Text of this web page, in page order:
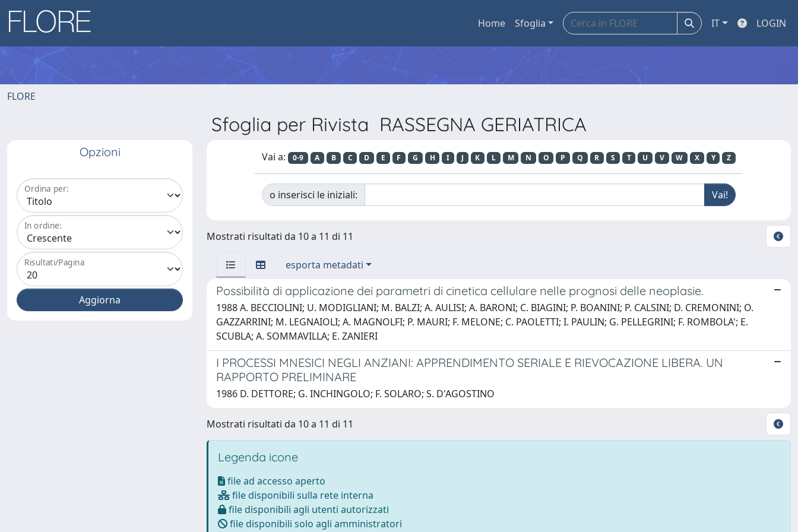
Home Sfoglia IT LOGIN
FLORE
Sfoglia per Rivista RASSEGNA GERIATRICA
Opzioni
Ordina per:
In ordine:
Risultati/Pagina
Vai a: 0-9 A B C D E F G H I J K L M N O P Q R S T U V W X Y Z
o inserisci le iniziali:
Mostrati risultati da 10 a 11 di 11
esporta metadati
Possibilità di applicazione dei parametri di cinetica cellulare nelle prognosi delle neoplasie.
1988 A. BECCIOLINI; U. MODIGLIANI; M. BALZI; A. AULISI; A. BARONI; C. BIAGINI; P. BOANINI; P. CALSINI; D. CREMONINI; O.
GAZZARRINI; M. LEGNAIOLI; A. MAGNOLFI; P. MAURI; F. MELONE; C. PAOLETTI; I. PAULIN; G. PELLEGRINI; F. ROMBOLA'; E.
SCUBLA; A. SOMMAVILLA; E. ZANIERI
I PROCESSI MNESICI NEGLI ANZIANI: APPRENDIMENTO SERIALE E RIEVOCAZIONE LIBERA. UN
RAPPORTO PRELIMINARE
1986 D. DETTORE; G. INCHINGOLO; F. SOLARO; S. D'AGOSTINO
Mostrati risultati da 10 a 11 di 11
Legenda icone
file ad accesso aperto
file disponibili sulla rete interna
file disponibili agli utenti autorizzati
file disponibili solo agli amministratori